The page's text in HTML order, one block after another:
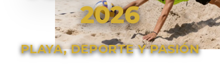
2026
PLAYA, DEPORTE Y PASIÓN